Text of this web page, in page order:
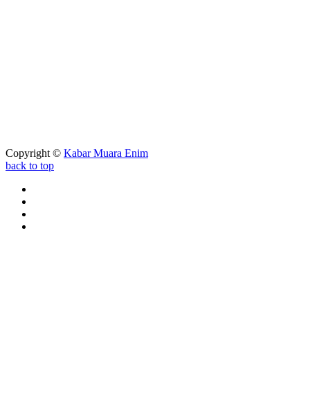
Copyright © Kabar Muara Enim
back to top